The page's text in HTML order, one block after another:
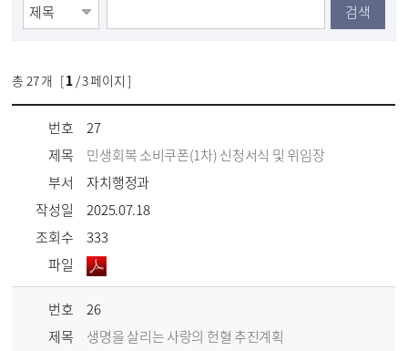
검색
총 27개 [1/ 3 페이지 ]
번호
27
제목
민생회복 소비쿠폰(1차) 신청서식 및 위임장
부서
자치행정과
작성일
2025.07.18
조회수
333
파일
번호
26
제목
생명을 살리는 사랑의 헌혈 추진계획